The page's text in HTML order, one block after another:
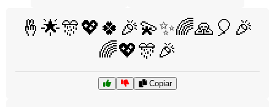
🤞🌟🎊💖🍀🎉💫✨🌈🙏🎈🎉
🌈💖🎊🎉
Copiar